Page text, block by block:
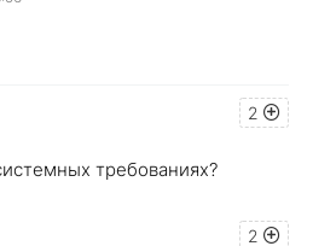
2
требованиях?
2